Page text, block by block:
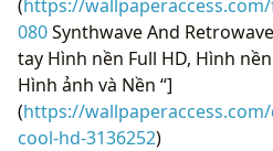
(https://
080Synthwave And
tay Hình nền Full HD, Hình
Hình ảnh và Nền “]
(https://
cool-hd-3136252)